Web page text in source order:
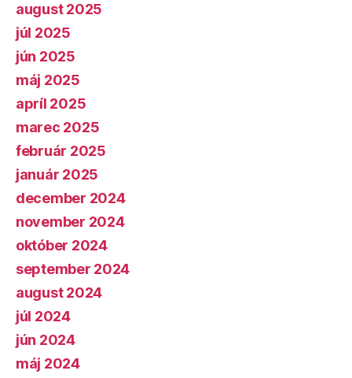
august 2025
júl 2025
jún 2025
máj 2025
apríl 2025
marec 2025
február 2025
január 2025
december 2024
november 2024
október 2024
september 2024
august 2024
júl 2024
jún 2024
máj 2024